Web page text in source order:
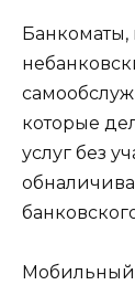
которые
услуг без
Мобильный